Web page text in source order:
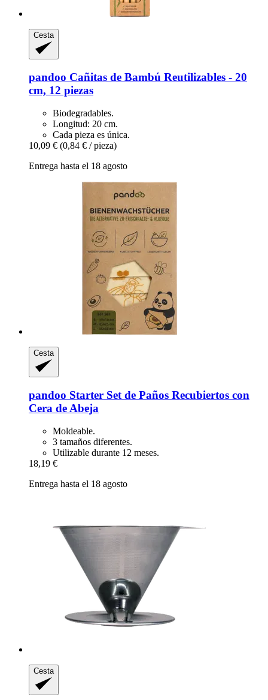
Cesta
pandoo Cañitas de Bambú Reutilizables -​ 20
cm, 12 piezas
Biodegradables.
Longitud: 20 cm.
Cada pieza es única.
10,09 € (0,84 € / pieza)
Entrega hasta el 18 agosto
Cesta
pandoo Starter Set de Paños Recubiertos con
Cera de Abeja
Moldeable.
3 tamaños diferentes.
Utilizable durante 12 meses.
18,19 €
Entrega hasta el 18 agosto
Cesta